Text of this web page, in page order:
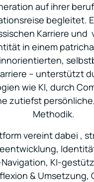
auf ihrer
begleitet.
Karriere und
in einem
– unterstützt
wie KI, durch
zutiefst
Methodik.
vereint dabei ,
KI-
& Umsetzung,